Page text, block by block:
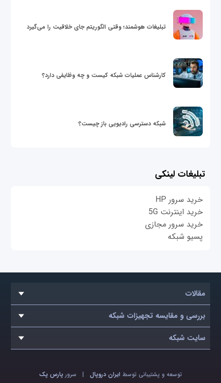
تبلیغات هوشمند؛ وقتی الگوریتم جای خلاقیت را می‌گیرد
کارشناس عملیات شبکه کیست و چه وظایفی دارد؟
شبکه دسترسی رادیویی باز چیست؟
تبلیغات لینکی
خرید سرور HP
خرید اینترنت 5G
خرید سرور مجازی
پسیو شبکه
مقالات
بررسی و مقایسه تجهیزات شبکه
سایت شبکه
توسعه و پشتیبانی توسط ایران دروپال| سرور پارس پک